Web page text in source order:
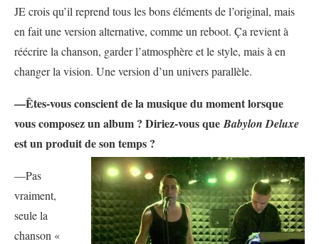
JE crois qu’il reprend tous les bons éléments de l’original, mais
en fait une version alternative, comme un reboot. Ça revient à
réécrire la chanson, garder l’atmosphère et le style, mais à en
changer la vision. Une version d’un univers parallèle.
—Êtes-vous conscient de la musique du moment lorsque
vous composez un album ? Diriez-vous queBabylon Deluxe
est un produit de son temps ?
—Pas
vraiment,
seule la
chanson «